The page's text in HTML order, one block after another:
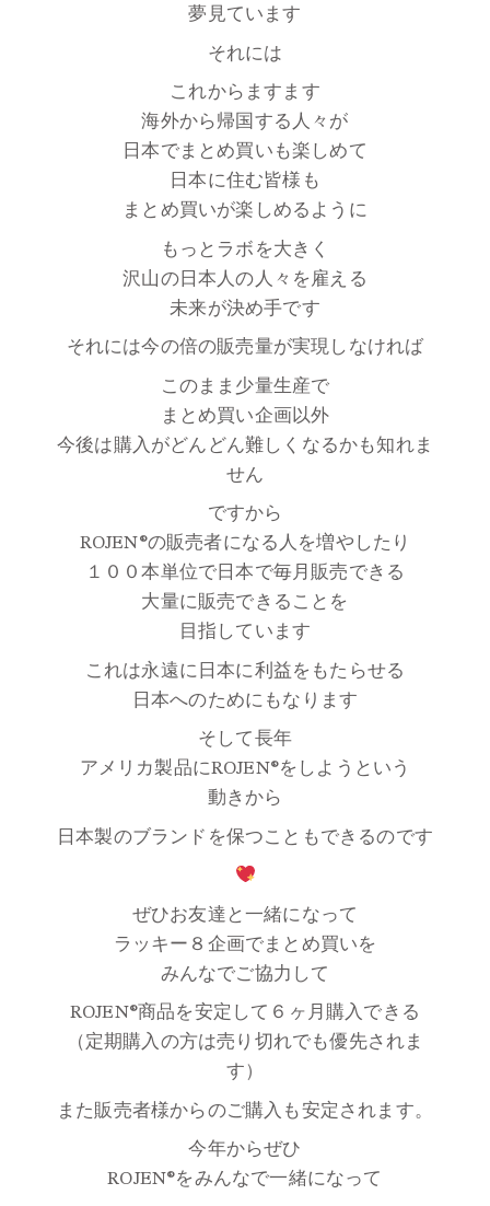
夢見ています
それには
これからますます
海外から帰国する人々が
日本でまとめ買いも楽しめて
日本に住む皆様も
まとめ買いが楽しめるように
もっとラボを大きく
沢山の日本人の人々を雇える
未来が決め手です
それには今の倍の販売量が実現しなければ
このまま少量生産で
まとめ買い企画以外
今後は購入がどんどん難しくなるかも知れま
せん
ですから
ROJEN®の販売者になる人を増やしたり
１００本単位で日本で毎月販売できる
大量に販売できることを
目指しています
これは永遠に日本に利益をもたらせる
日本へのためにもなります
そして長年
アメリカ製品にROJEN®をしようという
動きから
日本製のブランドを保つこともできるのです
ぜひお友達と一緒になって
ラッキー８企画でまとめ買いを
みんなでご協力して
ROJEN®商品を安定して６ヶ月購入できる
（定期購入の方は売り切れでも優先されま
す）
また販売者様からのご購入も安定されます。
今年からぜひ
ROJEN®をみんなで一緒になって